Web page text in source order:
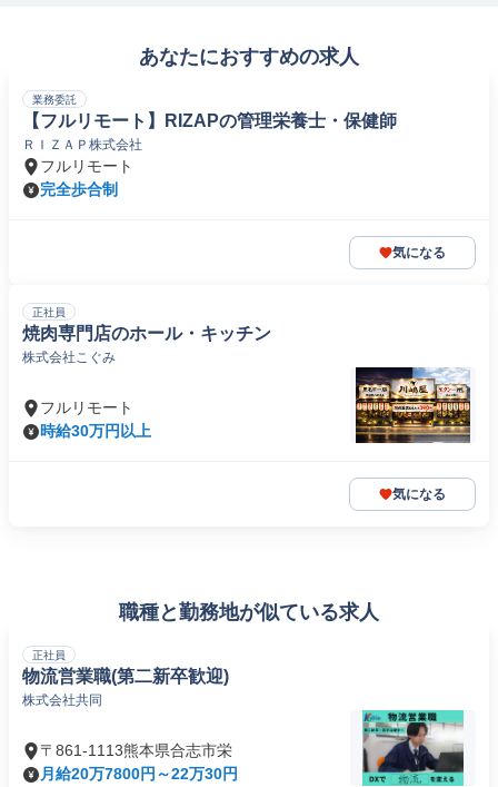
あなたにおすすめの求人
業務委託
【フルリモート】RIZAPの管理栄養士・保健師
ＲＩＺＡＰ株式会社
フルリモート
完全歩合制
気になる
正社員
焼肉専門店のホール・キッチン
株式会社こぐみ
フルリモート
時給30万円以上
気になる
職種と勤務地が似ている求人
正社員
物流営業職(第二新卒歓迎)
株式会社共同
〒861-1113熊本県合志市栄
月給20万7800円～22万30円